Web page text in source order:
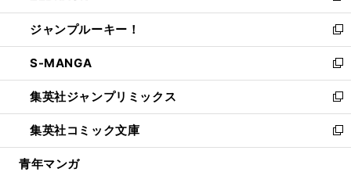
開
く
ウ
で
開
く
ン
ド
ウ
で
開
く
ウ
ィ
ン
ド
ウ
で
開
く
し
い
ウ
ィ
ン
ド
ウ
で
開
ジャンプルーキー！
新
し
い
ウ
ィ
ン
ド
ウ
S-MANGA
新
し
い
ウ
ィ
ン
集英社ジャンプリミックス
新
し
い
ウ
集英社コミック文庫
新
し
青年マンガ